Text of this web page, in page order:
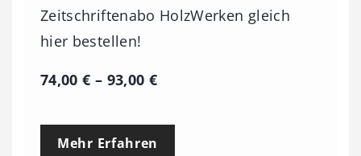
Zeitschriftenabo HolzWerken gleich
hier bestellen!
74,00€ – 93,00 €P
e
Mehr Erfahren